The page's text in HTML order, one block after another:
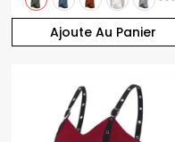
Ajoute Au Panier